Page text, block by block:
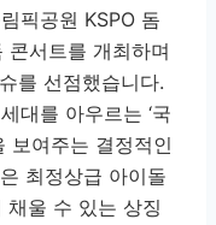
픽공원 KSPO 돔
서트를 개최하며
를 선점했습니다.
대를 아우르는 ‘국
보여주는 결정적인
최정상급 아이돌
채울 수 있는 상징